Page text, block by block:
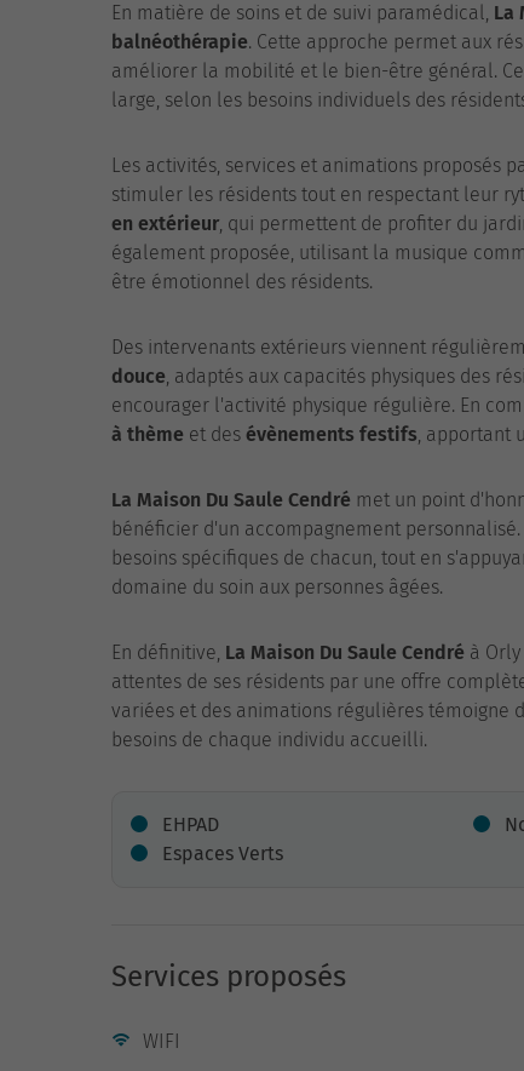
En matière de soins et de suivi paramédical, La
balnéothérapie. Cette approche permet aux
améliorer la mobilité et le bien-être général.
large, selon les besoins individuels des
Les activités, services et animations proposés
stimuler les résidents tout en respectant leur
en extérieur, qui permettent de profiter du
également proposée, utilisant la musique
être émotionnel des résidents.
Des intervenants extérieurs viennent
douce, adaptés aux capacités physiques des
encourager l'activité physique régulière. En
à thème et des évènements festifs, apportant
La Maison Du Saule Cendré met un point
bénéficier d'un accompagnement
besoins spécifiques de chacun, tout en
domaine du soin aux personnes âgées.
En définitive, La Maison Du Saule Cendré à Orly
attentes de ses résidents par une offre
variées et des animations régulières témoigne
besoins de chaque individu accueilli.
EHPAD
Espaces Verts
Services proposés
WIFI